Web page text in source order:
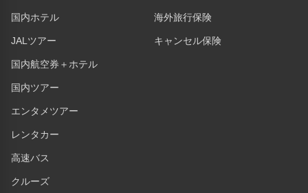
国内ホテル
JALツアー
国内航空券＋ホテル
国内ツアー
エンタメツアー
レンタカー
高速バス
クルーズ
海外旅行保険
キャンセル保険